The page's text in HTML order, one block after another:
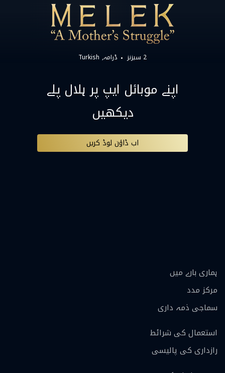
2 سیزنز ڈرامہ Turkish
اپنے موبائل ایپ پر ہلال پلے
دیکھیں
اب ڈاؤن لوڈ کریں
ہماری بارے ميں
مرکز مدد
سماجی ذمہ داری
استعمال کی شرائط
رازداری کی پالیسی